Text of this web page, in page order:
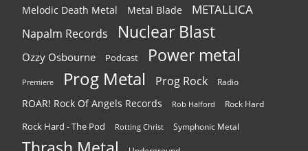
Melodic Death Metal Metal Blade METALLICA
Napalm Records Nuclear Blast
Ozzy Osbourne Podcast Power metal
Premiere Prog Metal Prog Rock Radio
ROAR! Rock Of Angels Records Rob Halford Rock Hard
Rock Hard - The Pod Rotting Christ Symphonic Metal